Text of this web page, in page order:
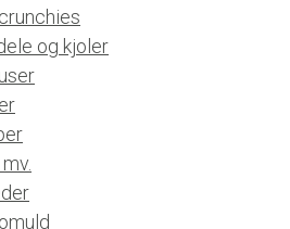
og kjoler